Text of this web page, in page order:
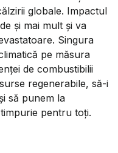
globale. Impactul
și mai mult și va
Singura
pe măsura
de combustibilii
regenerabile, să-i
să punem la
pentru toți.